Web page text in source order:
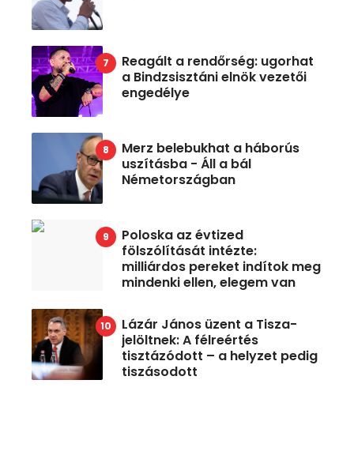
Reagált a rendőrség: ugorhat
a Bindzsisztáni elnök vezetői
engedélye
Merz belebukhat a háborús
uszításba - Áll a bál
Németországban
Poloska az évtized
fölszólítását intézte:
milliárdos pereket indítok meg
mindenki ellen, elegem van
Lázár János üzent a Tisza-
jelöltnek: A félreértés
tisztázódott – a helyzet pedig
tiszásodott